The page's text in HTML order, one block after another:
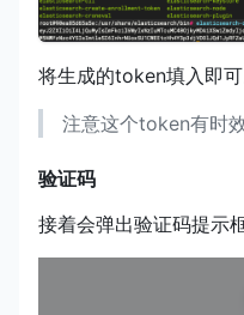
将生成的token填入即可
注意这个token有时
验证码
接着会弹出验证码提示